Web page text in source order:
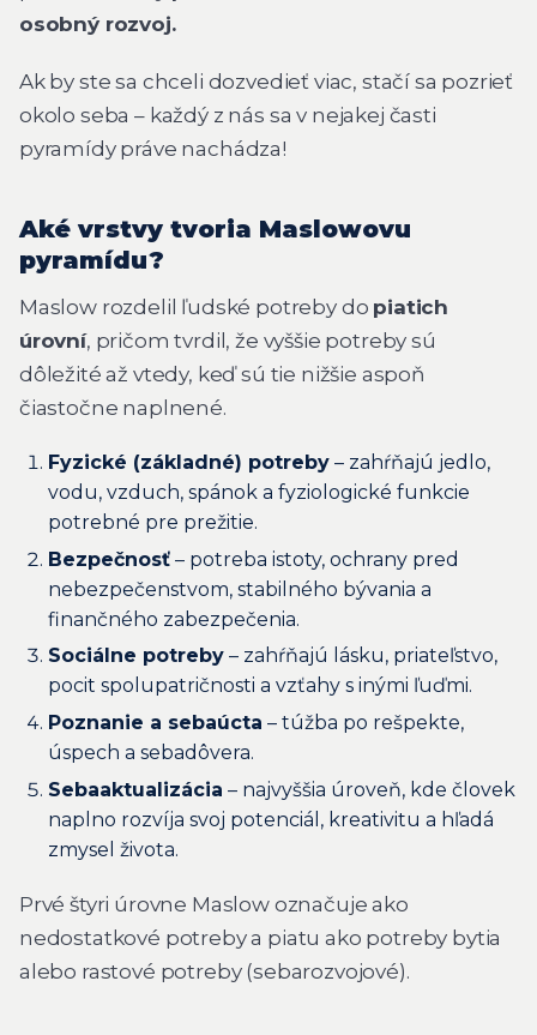
osobný rozvoj.
Ak by ste sa chceli dozvedieť viac, stačí sa pozrieť
okolo seba – každý z nás sa v nejakej časti
pyramídy práve nachádza!
Aké vrstvy tvoria Maslowovu
pyramídu?
Maslow rozdelil ľudské potreby do piatich
úrovní, pričom tvrdil, že vyššie potreby sú
dôležité až vtedy, keď sú tie nižšie aspoň
čiastočne naplnené.
Fyzické (základné) potreby – zahŕňajú jedlo,
vodu, vzduch, spánok a fyziologické funkcie
potrebné pre prežitie.
Bezpečnosť – potreba istoty, ochrany pred
nebezpečenstvom, stabilného bývania a
finančného zabezpečenia.
Sociálne potreby – zahŕňajú lásku, priateľstvo,
pocit spolupatričnosti a vzťahy s inými ľuďmi.
Poznanie a sebaúcta – túžba po rešpekte,
úspech a sebadôvera.
Sebaaktualizácia – najvyššia úroveň, kde človek
naplno rozvíja svoj potenciál, kreativitu a hľadá
zmysel života.
Prvé štyri úrovne Maslow označuje ako
nedostatkové potreby a piatu ako potreby bytia
alebo rastové potreby (sebarozvojové).